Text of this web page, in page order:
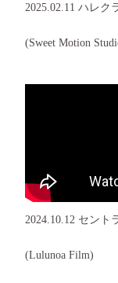
2025.02.11 ハレ
(Sweet Motion
2024.10.12 セン
(Lulunoa Film)